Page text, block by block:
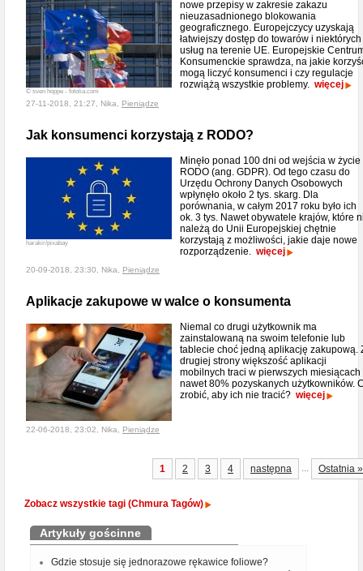
© sven hoppe - fotolia.com
nowe przepisy w zakresie zakazu
nieuzasadnionego blokowania
geograficznego. Europejczycy uzyskają
łatwiejszy dostęp do towarów i niektórych
usług na terenie UE. Europejskie
Konsumenckie sprawdza, na jakie
mogą liczyć konsumenci i czy regulacje
rozwiążą wszystkie problemy. więcej
27-11-2018, 21:27, Nika, Pieniądze
Jak konsumenci korzystają z RODO?
harakir/pixabay
Minęło ponad 100 dni od wejścia w życie
RODO (ang. GDPR). Od tego czasu do
Urzędu Ochrony Danych Osobowych
wpłynęło około 2 tys. skarg. Dla
porównania, w całym 2017 roku było ich
ok. 3 tys. Nawet obywatele krajów, które
należą do Unii Europejskiej chętnie
korzystają z możliwości, jakie daje nowe
rozporządzenie. więcej
20-09-2018, 23:30, Nika, Pieniądze
Aplikacje zakupowe w walce o konsumenta
Niemal co drugi użytkownik ma
zainstalowaną na swoim telefonie lub
tablecie choć jedną aplikację zakupową.
drugiej strony większość aplikacji
mobilnych traci w pierwszych miesiącach
nawet 80% pozyskanych użytkowników.
zrobić, aby ich nie tracić? więcej
22-06-2018, 23:02, Nika, Pieniądze
1 2 3 4 następna ... Ostatnia »
Zobacz wszystkie tagi (Chmura Tagów)
Artykuły gościnne
Gdzie stosuje się jednorazowe rękawice foliowe?